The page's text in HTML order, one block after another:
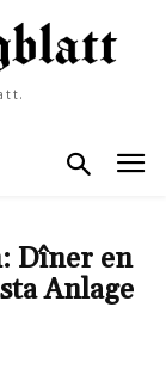
Dîner en
Anlage